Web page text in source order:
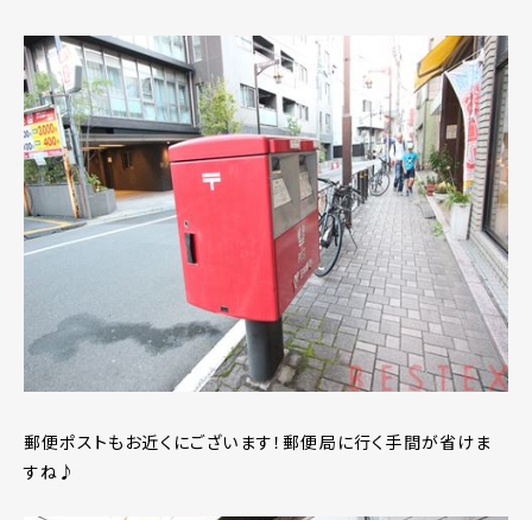
郵便ポストもお近くにございます！郵便局に行く手間が省けま
すね♪